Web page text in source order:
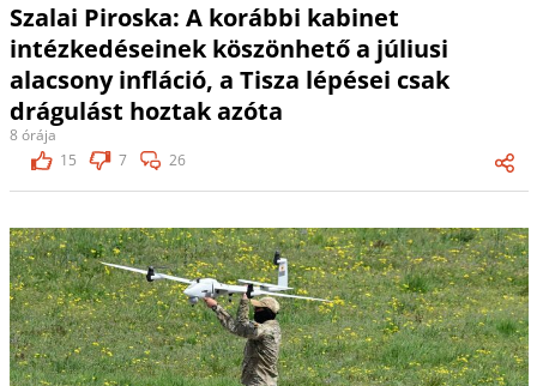
Szalai Piroska: A korábbi kabinet
intézkedéseinek köszönhető a júliusi
alacsony infláció, a Tisza lépései csak
drágulást hoztak azóta
8 órája
15
7 26